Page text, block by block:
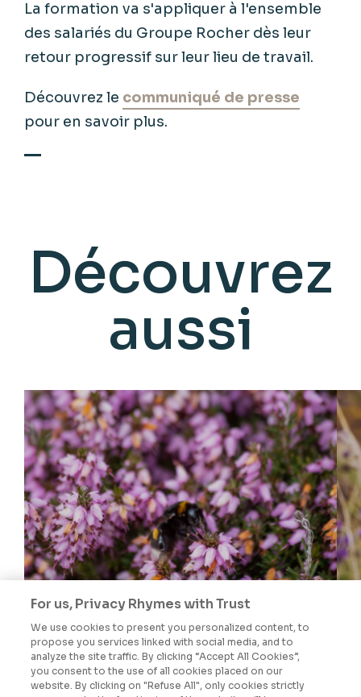
La formation va s'appliquer à l'ensemble
des salariés du Groupe Rocher dès leur
retour progressif sur leur lieu de travail.
Découvrez le communiqué de presse
pour en savoir plus.
Découvrez
aussi
#GOODMOOD BY GROUPE ROCHER
For us, Privacy Rhymes with Trust
We use cookies to present you personalized content, to
propose you services linked with social media, and to
analyze the site traffic. By clicking “Accept All Cookies”,
you consent to the use of all cookies placed on our
website. By clicking on "Refuse All", only cookies strictly